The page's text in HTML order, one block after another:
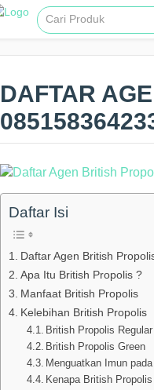
DAFTAR
Daftar Isi
Daftar Agen British
Apa Itu British Propolis ?
Manfaat British Propolis
Kelebihan British Propolis
British Propolis Regular
British Propolis Green
Menguatkan Imun
Kenapa British